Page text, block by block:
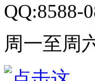
QQ:8588-
周一至周